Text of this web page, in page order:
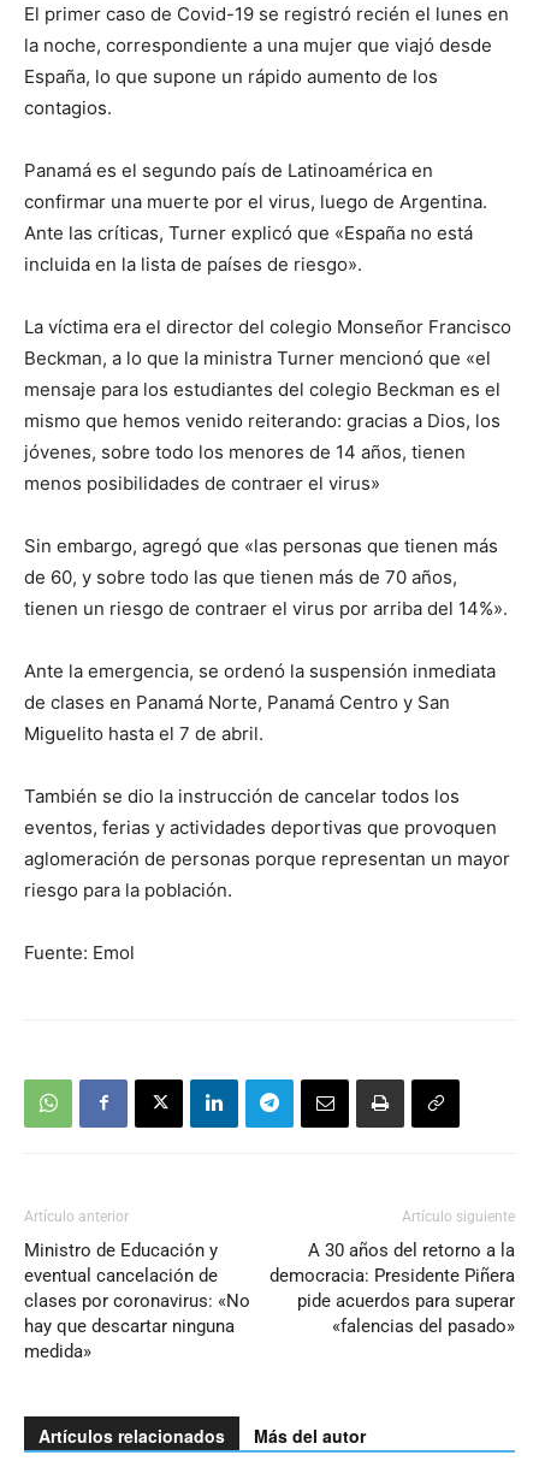
El primer caso de Covid-19 se registró recién el lunes en
la noche, correspondiente a una mujer que viajó desde
España, lo que supone un rápido aumento de los
contagios.
Panamá es el segundo país de Latinoamérica en
confirmar una muerte por el virus, luego de Argentina.
Ante las críticas, Turner explicó que «España no está
incluida en la lista de países de riesgo».
La víctima era el director del colegio Monseñor Francisco
Beckman, a lo que la ministra Turner mencionó que «el
mensaje para los estudiantes del colegio Beckman es el
mismo que hemos venido reiterando: gracias a Dios, los
jóvenes, sobre todo los menores de 14 años, tienen
menos posibilidades de contraer el virus»
Sin embargo, agregó que «las personas que tienen más
de 60, y sobre todo las que tienen más de 70 años,
tienen un riesgo de contraer el virus por arriba del 14%».
Ante la emergencia, se ordenó la suspensión inmediata
de clases en Panamá Norte, Panamá Centro y San
Miguelito hasta el 7 de abril.
También se dio la instrucción de cancelar todos los
eventos, ferias y actividades deportivas que provoquen
aglomeración de personas porque representan un mayor
riesgo para la población.
Fuente: Emol
Artículo anterior
Ministro de Educación y
eventual cancelación de
clases por coronavirus: «No
hay que descartar ninguna
medida»
Artículo siguiente
A 30 años del retorno a la
democracia: Presidente Piñera
pide acuerdos para superar
«falencias del pasado»
Artículos relacionados Más del autor